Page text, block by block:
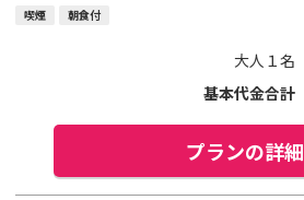
喫煙 朝食付
大人１名
基本代金合計
プランの詳細